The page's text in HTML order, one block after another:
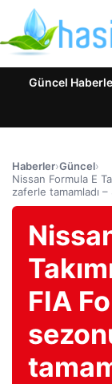
Güncel
Haberler›Güncel›
Nissan Formula E
zaferle tamamladı –
FIA